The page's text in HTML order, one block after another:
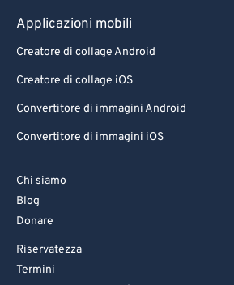
Applicazioni mobili
Creatore di collage Android
Creatore di collage iOS
Convertitore di immagini Android
Convertitore di immagini iOS
Chi siamo
Blog
Donare
Riservatezza
Termini